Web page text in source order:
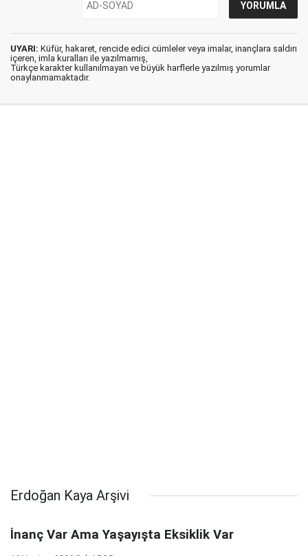
UYARI: Küfür, hakaret, rencide edici cümleler veya imalar, inançlara saldırı
içeren, imla kuralları ile yazılmamış,
Türkçe karakter kullanılmayan ve büyük harflerle yazılmış yorumlar
onaylanmamaktadır.
Erdoğan Kaya Arşivi
İnanç Var Ama Yaşayışta Eksiklik Var